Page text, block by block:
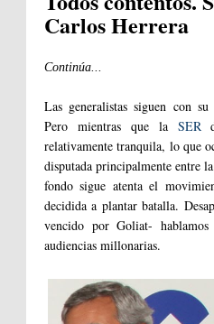
Carlos Herrera
Continúa...
Las generalistas siguen con
Pero mientras que la SER
relativamente tranquila, lo que
disputada principalmente entre la
fondo sigue atenta el
decidida a plantar batalla.
vencido por Goliat-
audiencias millonarias.